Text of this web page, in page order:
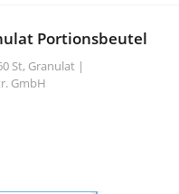
Portionsbeutel
St, Granulat |
GmbH